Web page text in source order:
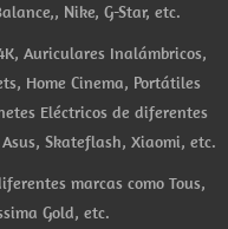
Nike, G-Star, etc.
Auriculares Inalámbricos,
Home Cinema, Portátiles
Eléctricos de diferentes
Asus, Skateflash, Xiaomi, etc.
marcas como Tous,
Gold, etc.